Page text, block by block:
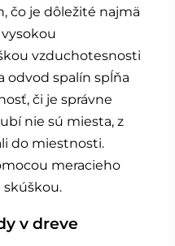
čo je dôležité najmä
vzduchotesnosti
odvod spalín spĺňa
či je správne
nie sú miesta, z
do miestnosti.
meracieho
skúškou.
v dreve